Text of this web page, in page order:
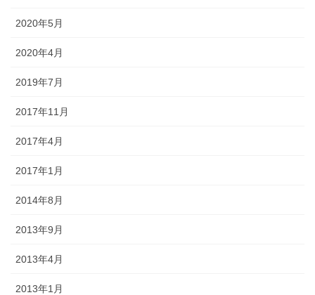
2020年5月
2020年4月
2019年7月
2017年11月
2017年4月
2017年1月
2014年8月
2013年9月
2013年4月
2013年1月